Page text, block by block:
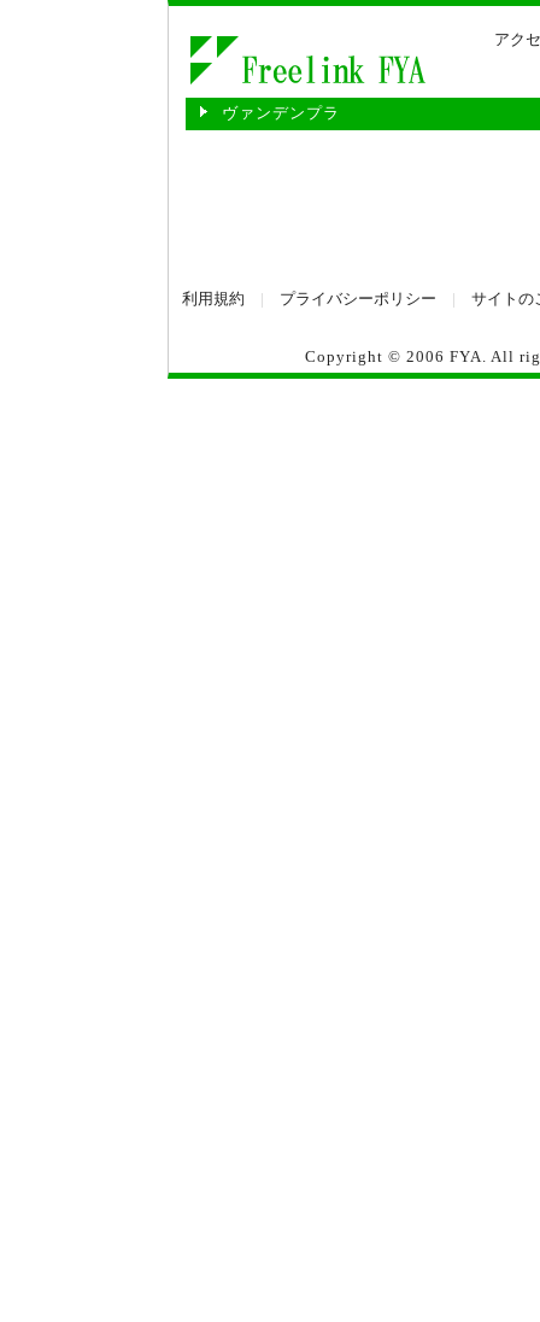
アク
ヴァンデンプラ
利用規約 プライバシーポリシー サイトの
Copyright © 2006 FYA. All